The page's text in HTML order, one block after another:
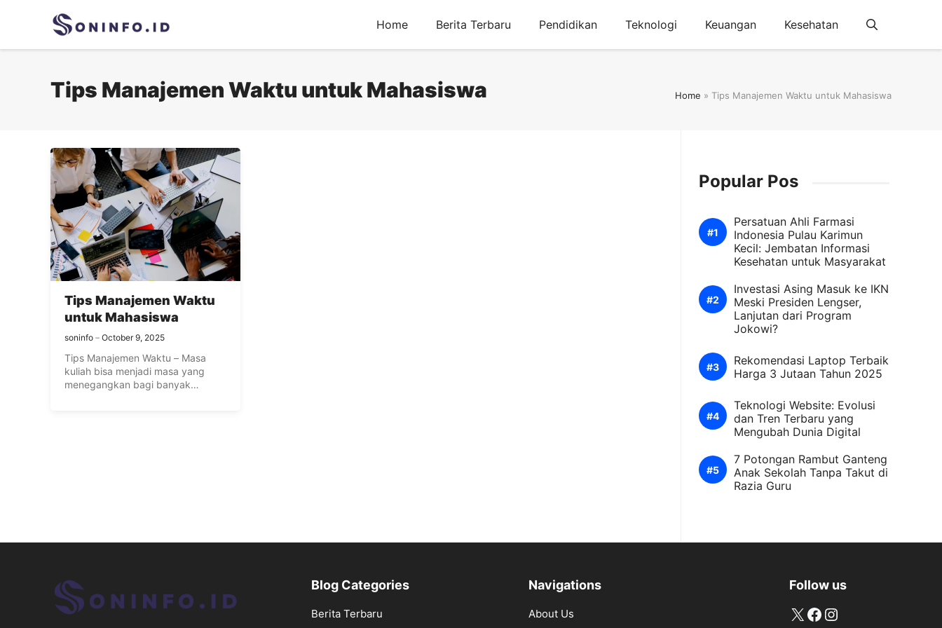
Home Berita Terbaru Pendidikan Teknologi Keuangan Kesehatan
Tips Manajemen Waktu untuk Mahasiswa Home » Tips Manajemen Waktu untuk Mahasiswa
Tips Manajemen Waktu
untuk Mahasiswa
soninfo October 9, 2025
Tips Manajemen Waktu – Masa
kuliah bisa menjadi masa yang
menegangkan bagi banyak
Popular Pos
Persatuan Ahli Farmasi
Indonesia Pulau Karimun
Kecil: Jembatan Informasi
Kesehatan untuk Masyarakat
Investasi Asing Masuk ke IKN
Meski Presiden Lengser,
Lanjutan dari Program
Jokowi?
Rekomendasi Laptop Terbaik
Harga 3 Jutaan Tahun 2025
Teknologi Website: Evolusi
dan Tren Terbaru yang
Mengubah Dunia Digital
7 Potongan Rambut Ganteng
Anak Sekolah Tanpa Takut di
Razia Guru
Blog Categories
Berita Terbaru
Navigations
About Us
Follow us
X Facebook
Instagram